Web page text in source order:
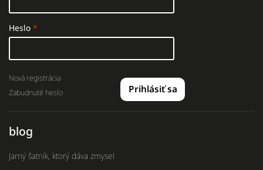
Heslo
Prihlásiť sa
Nová registrácia
Zabudnuté heslo
blog
Jarný šatník, ktorý dáva zmysel